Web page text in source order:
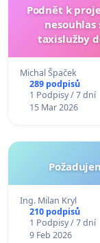
Podnět k
taxislužby
Michal Špaček
289 podpisů
1 Podpisy / 7 dní
15 Mar 2026
Ing. Milan Kryl
210 podpisů
1 Podpisy / 7 dní
9 Feb 2026